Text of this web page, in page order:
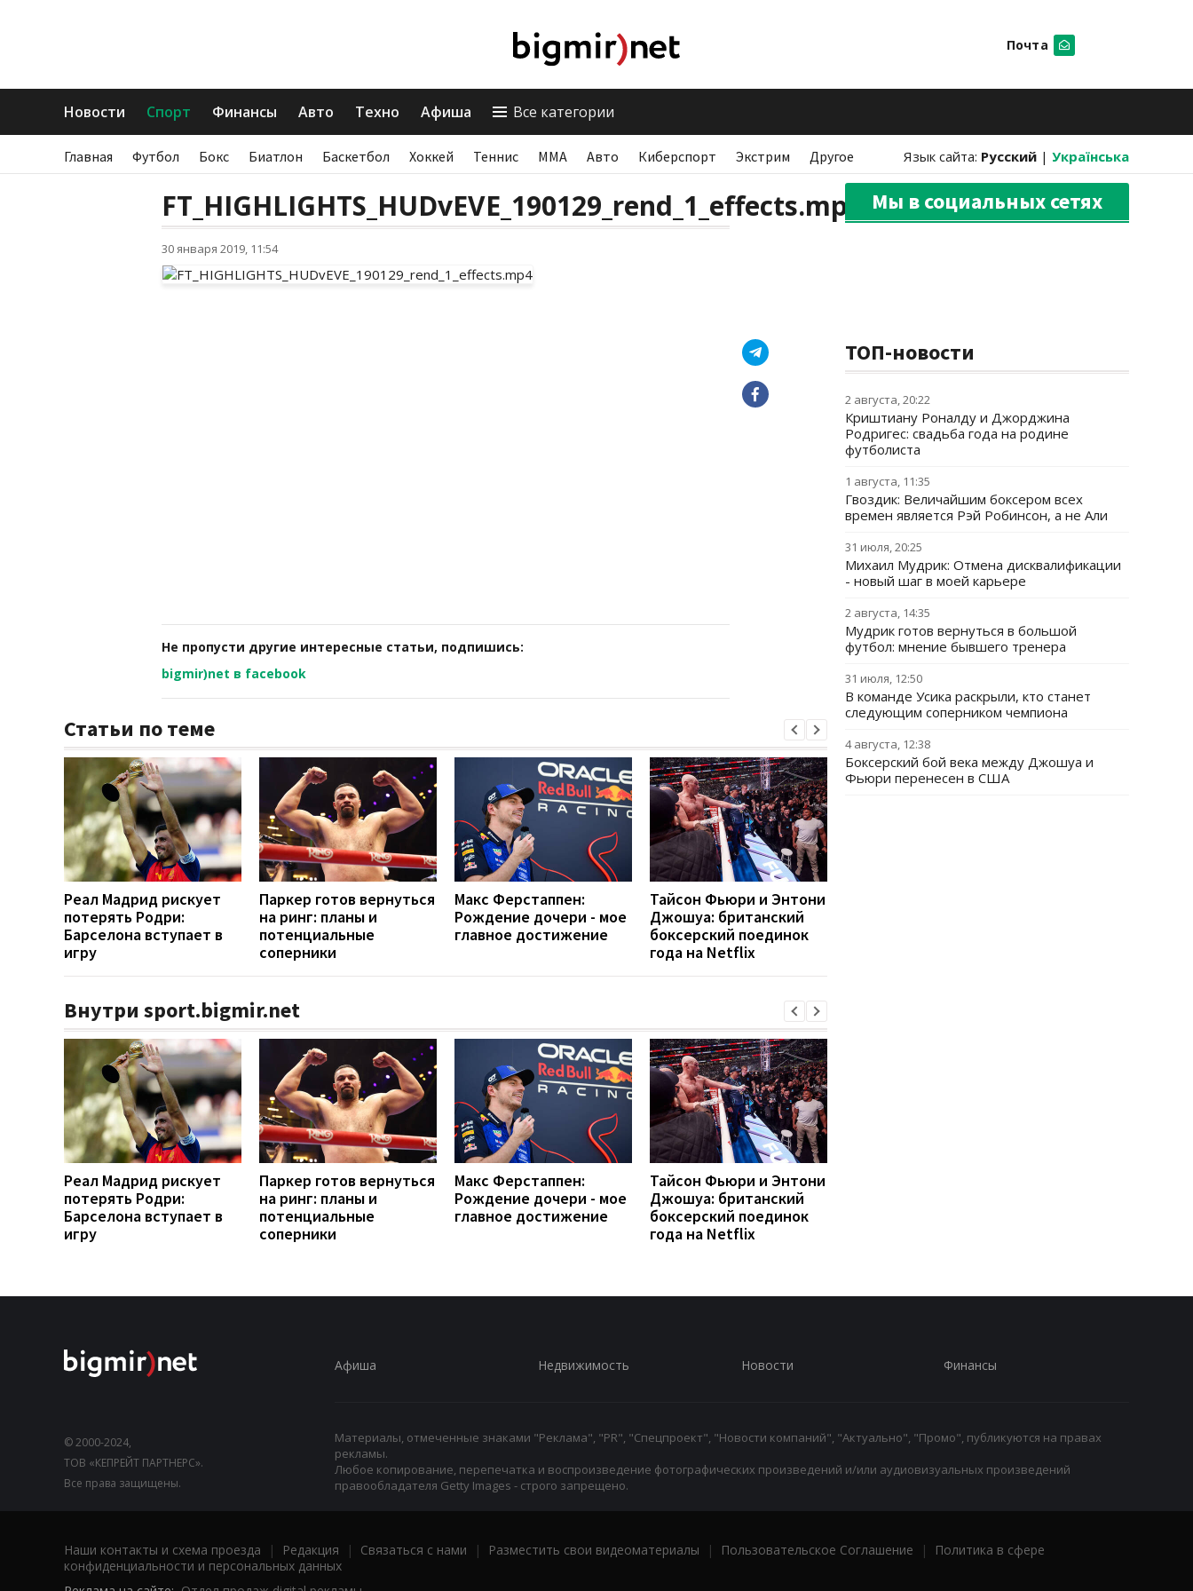
Почта
Новости Спорт Финансы Авто Техно Афиша Все категории
Главная Футбол Бокс Биатлон Баскетбол Хоккей Теннис ММА Авто Киберспорт Экстрим Другое Язык сайта: Русский | Українська
FT_HIGHLIGHTS_HUDvEVE_190129_rend_1_effects.mp4
30 января 2019, 11:54
Не пропусти другие интересные статьи, подпишись:
bigmir)net в facebook
Статьи по теме
Реал Мадрид рискует
потерять Родри:
Барселона вступает в
игру
Паркер готов вернуться
на ринг: планы и
потенциальные
соперники
Макс Ферстаппен:
Рождение дочери - мое
главное достижение
Тайсон Фьюри и Энтони
Джошуа: британский
боксерский поединок
года на Netflix
Внутри sport.bigmir.net
Реал Мадрид рискует
потерять Родри:
Барселона вступает в
игру
Паркер готов вернуться
на ринг: планы и
потенциальные
соперники
Макс Ферстаппен:
Рождение дочери - мое
главное достижение
Тайсон Фьюри и Энтони
Джошуа: британский
боксерский поединок
года на Netflix
Мы в социальных сетях
ТОП-новости
2 августа, 20:22
Криштиану Роналду и Джорджина
Родригес: свадьба года на родине
футболиста
1 августа, 11:35
Гвоздик: Величайшим боксером всех
времен является Рэй Робинсон, а не Али
31 июля, 20:25
Михаил Мудрик: Отмена дисквалификации
- новый шаг в моей карьере
2 августа, 14:35
Мудрик готов вернуться в большой
футбол: мнение бывшего тренера
31 июля, 12:50
В команде Усика раскрыли, кто станет
следующим соперником чемпиона
4 августа, 12:38
Боксерский бой века между Джошуа и
Фьюри перенесен в США
© 2000-2024,
ТОВ «КЕПРЕЙТ ПАРТНЕРС».
Все права защищены.
Афиша Недвижимость Новости Финансы
Материалы, отмеченные знаками "Реклама", "PR", "Спецпроект", "Новости компаний", "Актуально", "Промо", публикуются на правах
рекламы.
Любое копирование, перепечатка и воспроизведение фотографических произведений и/или аудиовизуальных произведений
правообладателя Getty Images - строго запрещено.
Наши контакты и схема проезда | Редакция | Связаться с нами | Разместить свои видеоматериалы | Пользовательское Соглашение |
Политика в сфере
конфиденциальности и персональных данных